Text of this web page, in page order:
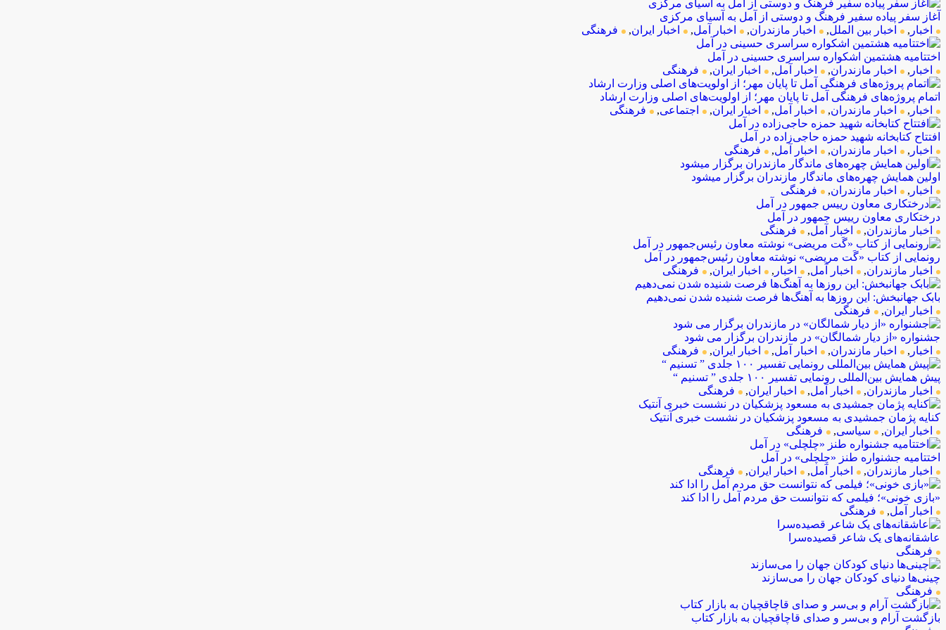
آغاز سفر پیاده سفیر فرهنگ و دوستی از آمل به آسیای مرکزی
اخبار , اخبار بین الملل, اخبار مازندران, اخبار آمل, اخبار ایران, فرهنگی
اختتامیه هشتمین اشکواره سراسری حسینی در آمل
اخبار , اخبار مازندران, اخبار آمل, اخبار ایران, فرهنگی
اتمام پروژه‌های فرهنگی آمل تا پایان مهر؛ از اولویت‌های اصلی وزارت ارشاد
اخبار , اخبار مازندران, اخبار آمل, اخبار ایران, اجتماعی, فرهنگی
افتتاح کتابخانه شهید حمزه حاجی‌زاده در آمل
اخبار , اخبار مازندران, اخبار آمل, فرهنگی
اولین همایش چهره‌های ماندگار مازندران برگزار میشود
اخبار , اخبار مازندران, فرهنگی
درختکاری معاون رییس جمهور در آمل
اخبار مازندران, اخبار آمل, فرهنگی
رونمایی از کتاب «گَت مریضی» نوشته معاون رئیس‌جمهور در آمل
اخبار مازندران, اخبار آمل, اخبار , اخبار ایران, فرهنگی
بابک جهانبخش: این روزها به آهنگ‌ها فرصت شنیده شدن نمی‌دهیم
اخبار ایران, فرهنگی
جشنواره «از دیار شمالگان» در مازندران برگزار می شود
اخبار , اخبار مازندران, اخبار آمل, اخبار ایران, فرهنگی
پیش همایش بین‌المللی رونمایی تفسیر ۱۰۰ جلدی ” تسنیم “
اخبار مازندران, اخبار آمل, اخبار ایران, فرهنگی
کنایه پژمان جمشیدی به مسعود پزشکیان در نشست خبری آنتیک
اخبار ایران, سیاسی, فرهنگی
اختتامیه جشنواره طنز «چلچلی» در آمل
اخبار مازندران, اخبار آمل, اخبار ایران, فرهنگی
«بازی خونی»؛ فیلمی که نتوانست حق مردم آمل را ادا کند
اخبار آمل, فرهنگی
عاشقانه‌های یک شاعر قصیده‌سرا
فرهنگی
چینی‌ها دنیای کودکان جهان را می‌سازند
فرهنگی
بازگشت آرام و بی‌سر و صدای قاچاقچیان به بازار کتاب